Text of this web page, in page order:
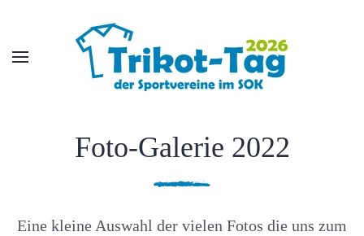
Skip to main content
Foto-Galerie 2022
Eine kleine Auswahl der vielen Fotos die uns zum